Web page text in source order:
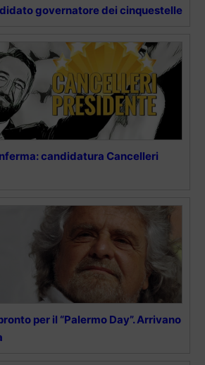
governatore dei cinquestelle
candidatura Cancelleri
per il “Palermo Day”. Arrivano